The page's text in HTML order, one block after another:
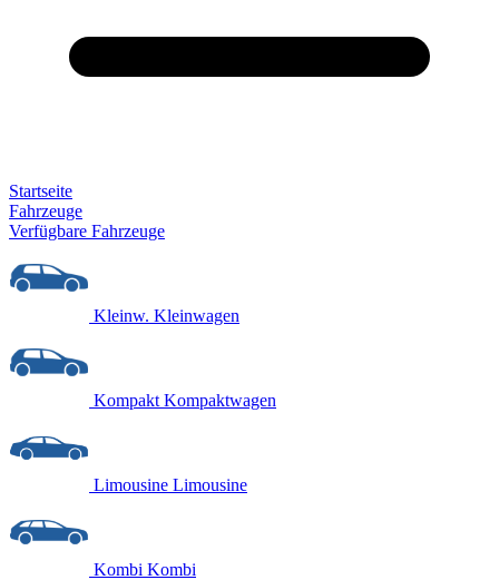
Startseite
Fahrzeuge
Verfügbare Fahrzeuge
Kleinw. Kleinwagen
Kompakt Kompaktwagen
Limousine Limousine
Kombi Kombi